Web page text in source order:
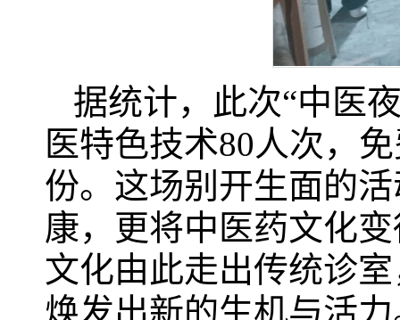
据统计，此次“中医
医特色技术80人次，
份。这场别开生面的
康，更将中医药文化
文化由此走出传统诊
焕发出新的生机与活